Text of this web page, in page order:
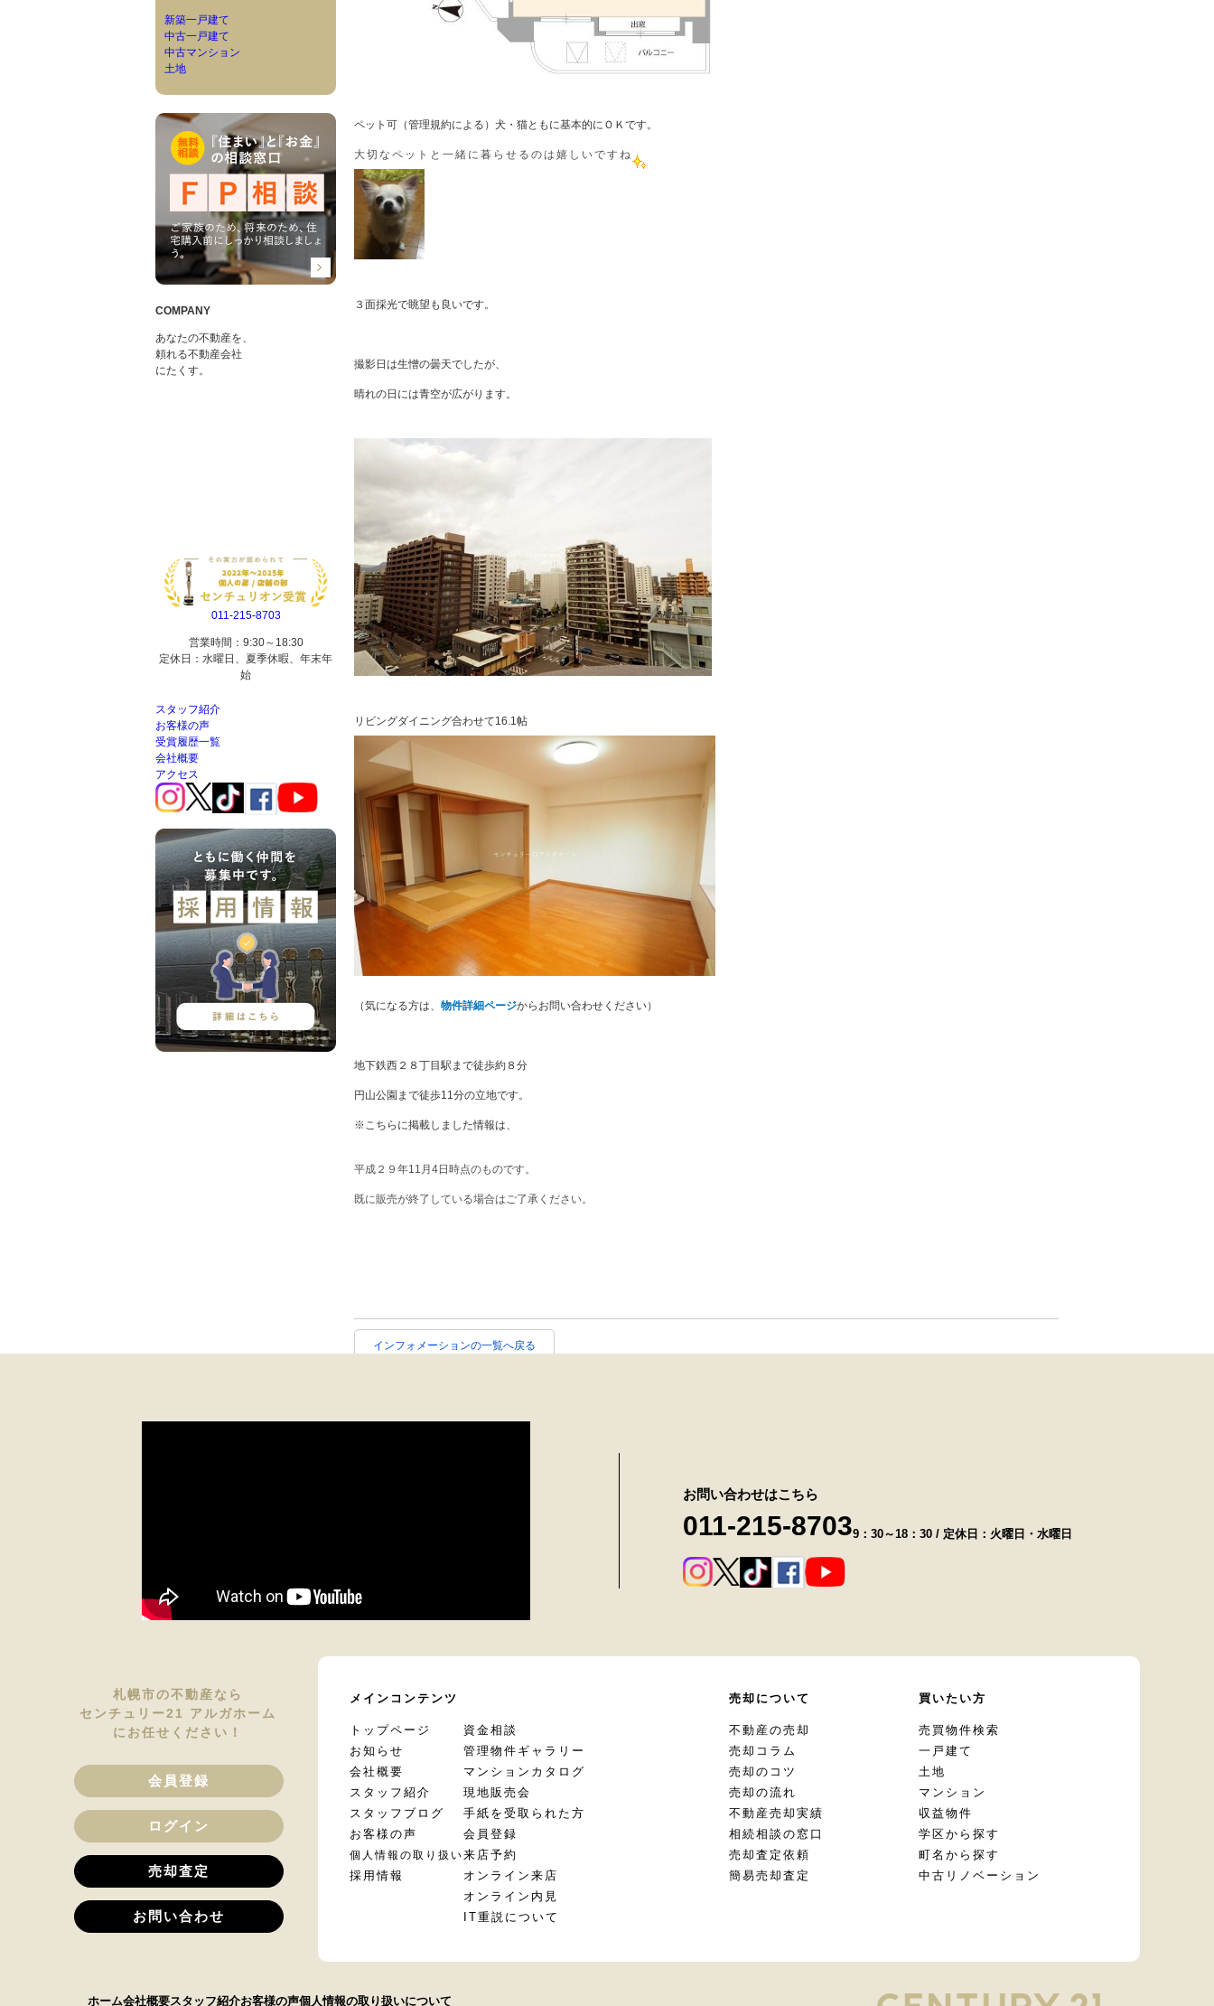
ペット可（管理規約による）犬・猫ともに基本的にＯＫです。
大切なペットと一緒に暮らせるのは嬉しいですね
３面採光で眺望も良いです。
撮影日は生憎の曇天でしたが、
晴れの日には青空が広がります。
リビングダイニング合わせて16.1帖
（気になる方は、 物件詳細ページからお問い合わせください）
地下鉄西２８丁目駅まで徒歩約８分
円山公園まで徒歩11分の立地です。
※こちらに掲載しました情報は、
平成２９年11月4日時点のものです。
既に販売が終了している場合はご了承ください。
インフォメーションの一覧へ戻る
新築一戸建て
中古一戸建て
中古マンション
土地
COMPANY
あなたの不動産を、
頼れる不動産会社
にたくす。
011-215-8703
営業時間：9:30～18:30
定休日：水曜日、夏季休暇、年末年
始
スタッフ紹介
お客様の声
受賞履歴一覧
会社概要
アクセス
お問い合わせはこちら
011-215-87039：30～18：30 / 定休日：火曜日・水曜日
札幌市の不動産なら
センチュリー21 アルガホーム
にお任せください！
会員登録
ログイン
売却査定
お問い合わせ
メインコンテンツ
トップページ
お知らせ
会社概要
スタッフ紹介
スタッフブログ
お客様の声
個人情報の取り扱い
採用情報
資金相談
管理物件ギャラリー
マンションカタログ
現地販売会
手紙を受取られた方
会員登録
来店予約
オンライン来店
オンライン内見
IT重説について
売却について
不動産の売却
売却コラム
売却のコツ
売却の流れ
不動産売却実績
相続相談の窓口
売却査定依頼
簡易売却査定
買いたい方
売買物件検索
一戸建て
土地
マンション
収益物件
学区から探す
町名から探す
中古リノベーション
ホーム会社概要スタッフ紹介お客様の声個人情報の取り扱いについて